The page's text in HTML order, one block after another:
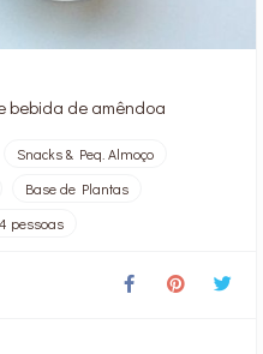
bebida de amêndoa
Snacks & Peq. Almoço
Base de Plantas
pessoas